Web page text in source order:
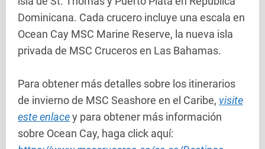
Dominicana. Cada crucero incluye una escala en
Ocean Cay MSC Marine Reserve, la nueva isla
privada de MSC Cruceros en Las Bahamas.
Para obtener más detalles sobre los itinerarios
de invierno de MSC Seashore en el Caribe, visite
este enlacey para obtener más información
sobre Ocean Cay, haga click aquí: